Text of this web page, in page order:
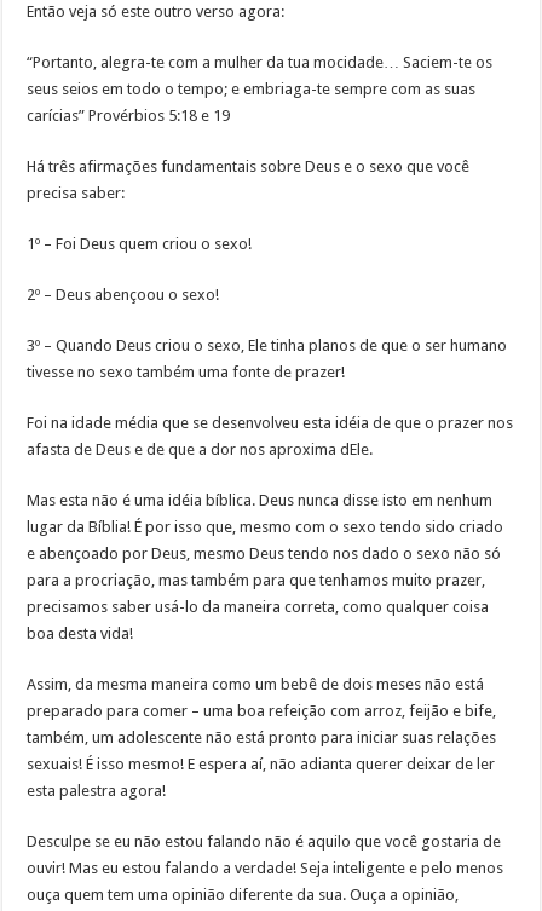
Então veja só este outro verso agora:
“Portanto, alegra-te com a mulher da tua mocidade… Saciem-te os
seus seios em todo o tempo; e embriaga-te sempre com as suas
carícias” Provérbios 5:18 e 19
Há três afirmações fundamentais sobre Deus e o sexo que você
precisa saber:
1º – Foi Deus quem criou o sexo!
2º – Deus abençoou o sexo!
3º – Quando Deus criou o sexo, Ele tinha planos de que o ser humano
tivesse no sexo também uma fonte de prazer!
Foi na idade média que se desenvolveu esta idéia de que o prazer nos
afasta de Deus e de que a dor nos aproxima dEle.
Mas esta não é uma idéia bíblica. Deus nunca disse isto em nenhum
lugar da Bíblia! É por isso que, mesmo com o sexo tendo sido criado
e abençoado por Deus, mesmo Deus tendo nos dado o sexo não só
para a procriação, mas também para que tenhamos muito prazer,
precisamos saber usá-lo da maneira correta, como qualquer coisa
boa desta vida!
Assim, da mesma maneira como um bebê de dois meses não está
preparado para comer – uma boa refeição com arroz, feijão e bife,
também, um adolescente não está pronto para iniciar suas relações
sexuais! É isso mesmo! E espera aí, não adianta querer deixar de ler
esta palestra agora!
Desculpe se eu não estou falando não é aquilo que você gostaria de
ouvir! Mas eu estou falando a verdade! Seja inteligente e pelo menos
ouça quem tem uma opinião diferente da sua. Ouça a opinião,